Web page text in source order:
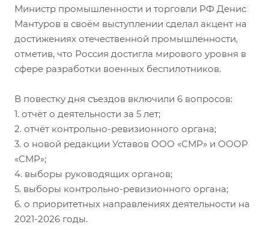
Министр промышленности и торговли РФ Денис
Мантуров в своём выступлении сделал акцент на
достижениях отечественной промышленности,
отметив, что Россия достигла мирового уровня в
сфере разработки военных беспилотников.
В повестку дня съездов включили 6 вопросов:
1. отчёт о деятельности за 5 лет;
2. отчёт контрольно-ревизионного органа;
3. о новой редакции Уставов ООО «СМР» и ОООР
«СМР»;
4. выборы руководящих органов;
5. выборы контрольно-ревизионного органа;
6. о приоритетных направлениях деятельности на
2021-2026 годы.